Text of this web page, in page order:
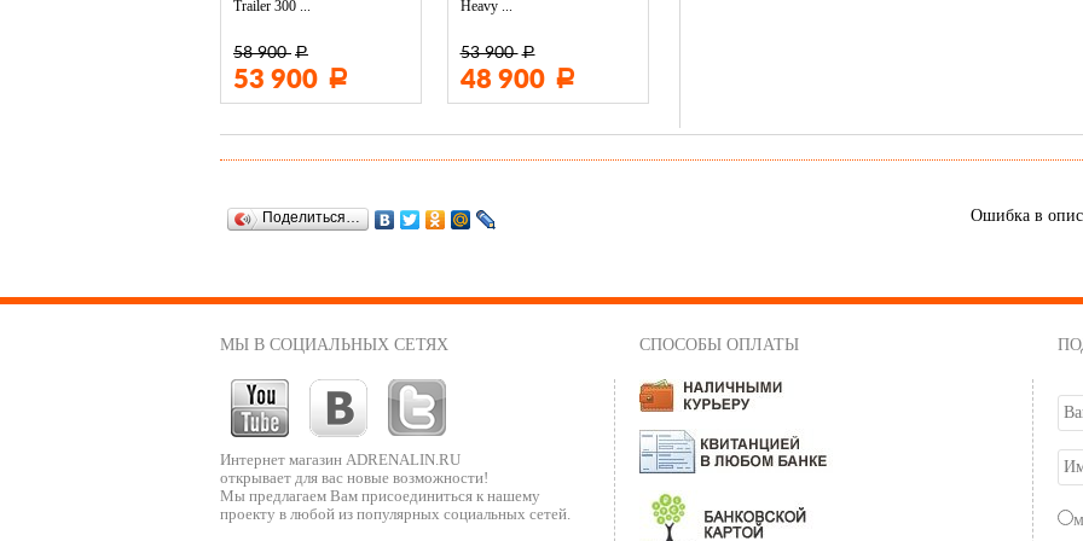
Trailer 300 ...
58 900 Р
53 900 Р
Heavy ...
53 900 Р
48 900 Р
Ошибка в
Поделиться…
МЫ В СОЦИАЛЬНЫХ СЕТЯХ
Интернет магазин ADRENALIN.RU
открывает для вас новые возможности!
Мы предлагаем Вам присоединиться к нашему
проекту в любой из популярных социальных сетей.
СПОСОБЫ ОПЛАТЫ